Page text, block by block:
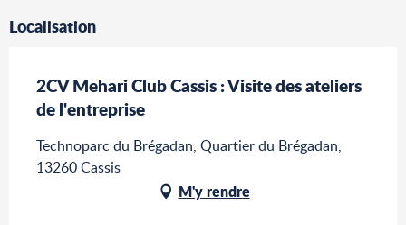
Localisation
2CV Mehari Club Cassis : Visite des ateliers
de l'entreprise
Technoparc du Brégadan, Quartier du Brégadan,
13260 Cassis
M'y rendre